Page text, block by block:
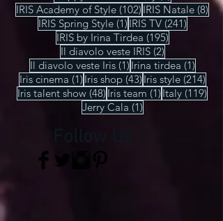
IRIS Academy of Style (102) 102 post
IRIS Natale (8) 8
IRIS Spring Style (1)1 post
IRIS TV (241)241 post
IRIS by Irina Tirdea (195)195 post
Il diavolo veste IRIS (2)2 post
Il diavolo veste Iris (1)1 post
Irina tirdea (1)1 post
Iris cinema (1)1 post
Iris shop (43)43 post
Iris style (214)214
Iris talent show (48) 48 post
Iris team (1) 1 post
Italy (119)
Jerry Cala (1)1 post